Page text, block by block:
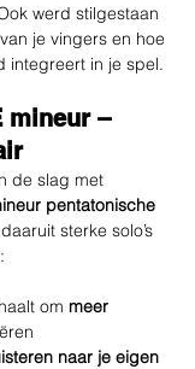
werd stilgestaan
je vingers en hoe
integreert in je spel.
mineur –
de slag met
pentatonische
sterke solo’s
om meer
naar je eigen